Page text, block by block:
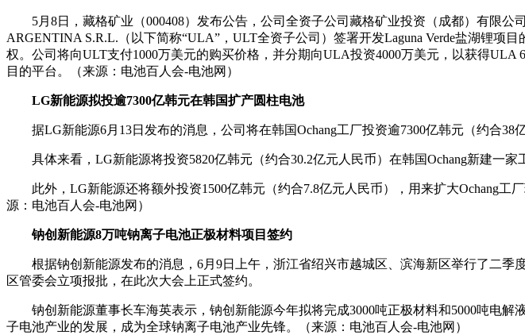
5月8日，藏格矿业（000408）发布公告，公司全资子公司藏格矿业投资（成都）有限
ARGENTINA S.R.L.（以下简称“ULA”，ULT全资子公司）签署开发Laguna Verde盐湖锂
权。公司将向ULT支付1000万美元的购买价格，并分期向ULA投资4000万美元，以获得
目的平台。（来源：电池百人会-电池网）
LG新能源拟投逾7300亿韩元在韩国扩产圆柱电池
据LG新能源6月13日发布的消息，公司将在韩国Ochang工厂投资逾7300亿韩元（约合38
具体来看，LG新能源将投资5820亿韩元（约合30.2亿元人民币）在韩国Ochang新建一家
此外，LG新能源还将额外投资1500亿韩元（约合7.8亿元人民币），用来扩大Ochang
源：电池百人会-电池网）
钠创新能源8万吨钠离子电池正极材料项目签约
根据钠创新能源发布的消息，6月9日上午，浙江省绍兴市越城区、滨海新区举行了二
区管委会立项报批，在此次大会上正式签约。
钠创新能源董事长车海英表示，钠创新能源今年拟将完成3000吨正极材料和5000吨电
子电池产业的发展，成为全球钠离子电池产业先锋。（来源：电池百人会-电池网）